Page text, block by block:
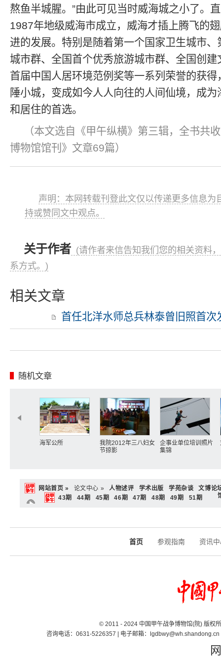
熬鱼半城腥。”由此可见当时威海城之小了。
1987年地级威海市成立，威海才插上腾飞的
进的发展。特别是随着第一个国家卫生城市
城市群、全国首个优秀旅游城市群、全国创
首届中国人居环境范例奖等一系列荣誉的获
陲小城，变成如今人人向往的人间仙境，成
和居住的首选。
（本文选自《甲午纵横》第三辑，全书共
博物馆馆刊》文章69篇）
声明：本网转载刊登此文仅以传递更多信息为
持或赞同文中观点。
关于作者 (请作者来信告知我们您的相关资料，
系方式。)
相关文章
首任北洋水师总兵林泰曾旧照首次
随机文章
海军公所
我院2012年三八妇女
节掠影
企事业单位培训照片
集锦
网站首页 » 论文中心 » 人物述评 学术出版 学苑杂谈
文博论
43期 44期 45期 46期 47期 48期 49期 51期
首页 参观指南 资讯
© 2011 - 2024 中国甲午战争博物馆(院) 版
咨询电话：0631-5226357 | 电子邮箱：